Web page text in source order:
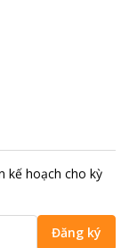
kế hoạch cho kỳ
Đăng ký